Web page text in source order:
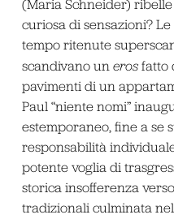
(Maria Schneider)
curiosa di sensazioni?
tempo ritenute
scandivano un erosfatto
pavimenti di un
Paul “niente nomi”
estemporaneo, fine a se
responsabilità
potente voglia di
storica insofferenza
tradizionali culminata